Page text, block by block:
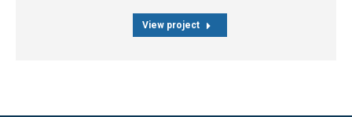
View project